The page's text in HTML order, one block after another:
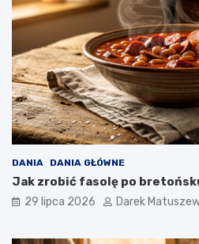
DANIA DANIA GŁÓWNE
Jak zrobić fasolę po
29 lipca 2026 Darek